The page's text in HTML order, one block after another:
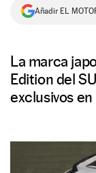
NEWSLETTER
Añadir EL
La marca
Edition del
exclusivos